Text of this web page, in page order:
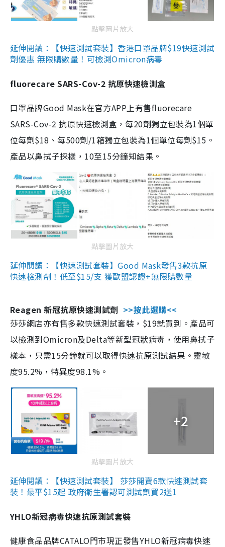
點擊圖片放大
延伸閱讀：【快速測試套裝】香港口罩品牌$19快速測試
劑優惠 無限購數量！可檢測Omicron病毒
fluorecare SARS-Cov-2 抗原快速檢測盒
口罩品牌Good Mask在官方APP上有售fluorecare
SARS-Cov-2 抗原快速檢測盒，每20劑獨立包裝為1個單
位每劑$18、每500劑/1箱獨立包裝為1個單位每劑$15。
產品以鼻拭子採樣，10至15分鐘知結果。
點擊圖片放大
延伸閱讀：【快速測試套裝】Good Mask發售3款抗原
快速檢測劑！低至$15/支 獲歐盟認證+無限購數量
Reagen 新冠抗原快速測試劑 >>按此選購<<
莎莎網店亦有售多款快速測試套裝，$19就買到。產品可
以檢測到Omicron及Delta等新型冠狀病毒，使用鼻拭子
樣本，只需15分鐘就可以取得快速抗原測試結果。靈敏
度95.2%，特異度98.1%。
+2
點擊圖片放大
延伸閱讀：【快速測試套裝】 莎莎開賣6款快速測試套
裝！最平$15起 政府衛生署認可測試劑買2送1
YHLO新冠病毒快速抗原測試套裝
健康食品品牌CATALO門市現正發售YHLO新冠病毒快速